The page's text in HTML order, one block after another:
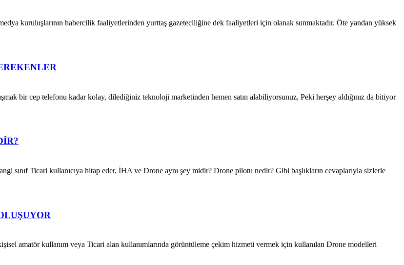
kuruluşlarının habercilik faaliyetlerinden yurttaş gazeteciliğine dek faaliyetleri için olanak sunmaktadır. Öte yandan yüksek
bir cep telefonu kadar kolay, dilediğiniz teknoloji marketinden hemen satın alabiliyorsunuz, Peki herşey aldığınız da bitiyor
sınıf Ticari kullanıcıya hitap eder, İHA ve Drone aynı şey midir? Drone pilotu nedir? Gibi başlıkların cevaplarıyla sizlerle
amatör kullanım veya Ticari alan kullanımlarında görüntüleme çekim hizmeti vermek için kullanılan Drone modelleri